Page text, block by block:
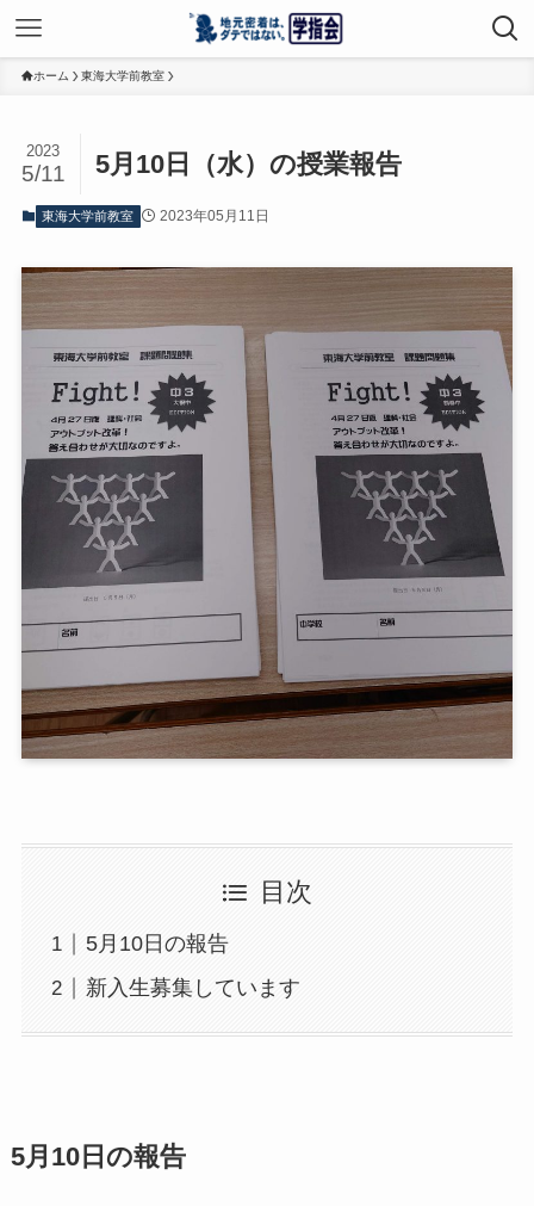
ホーム 東海大学前教室
5月10日（水）の授業報告
2023
5/11
東海大学前教室 2023年05月11日
目次
5月10日の報告
新入生募集しています
5月10日の報告